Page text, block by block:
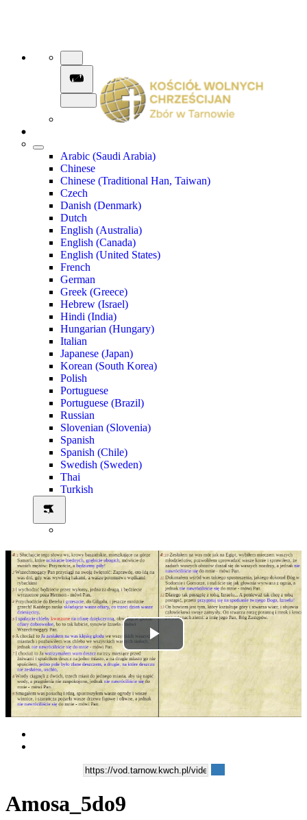
Arabic (Saudi Arabia)
Chinese
Chinese (Traditional Han, Taiwan)
Czech
Danish (Denmark)
Dutch
English (Australia)
English (Canada)
English (United States)
French
German
Greek (Greece)
Hebrew (Israel)
Hindi (India)
Hungarian (Hungary)
Italian
Japanese (Japan)
Korean (South Korea)
Polish
Portuguese
Portuguese (Brazil)
Russian
Slovenian (Slovenia)
Spanish
Spanish (Chile)
Swedish (Sweden)
Thai
Turkish
Play
Video
Amosa_5do9